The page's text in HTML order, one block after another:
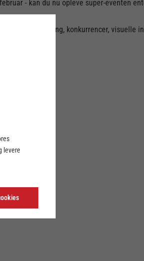
- kan du nu opleve super-eventen
af underholdning, konkurrencer, visuelle
levere